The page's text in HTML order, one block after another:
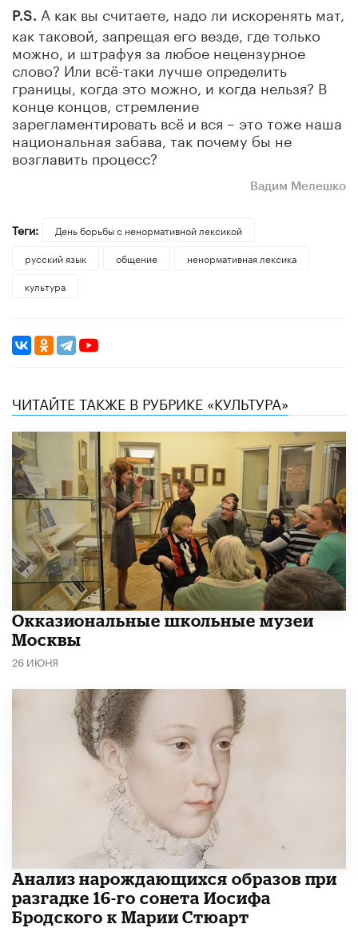
P.S. А как вы считаете, надо ли искоренять мат,
как таковой, запрещая его везде, где только
можно, и штрафуя за любое нецензурное
слово? Или всё-таки лучше определить
границы, когда это можно, и когда нельзя? В
конце концов, стремление
зарегламентировать всё и вся – это тоже наша
национальная забава, так почему бы не
возглавить процесс?
Вадим Мелешко
Теги:
День борьбы с ненормативной лексикой
русский язык
общение
ненормативная лексика
культура
ЧИТАЙТЕ ТАКЖЕ В РУБРИКЕ «КУЛЬТУРА»
​Окказиональные школьные музеи
Москвы
26 ИЮНЯ
Анализ нарождающихся образов при
разгадке 16-го сонета Иосифа
Бродского к Марии Стюарт